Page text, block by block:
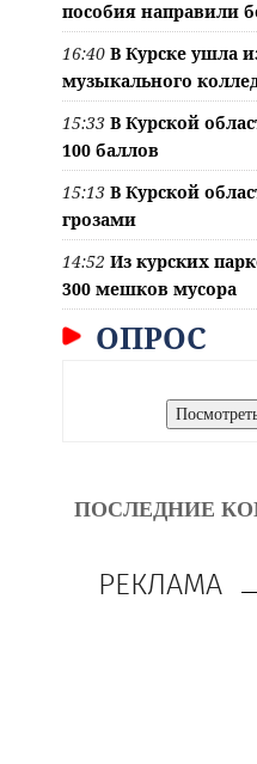
пособия направили
16:40 В Курске ушла
музыкального
15:33 В Курской
100 баллов
15:13 В Курской
грозами
14:52 Из курских
300 мешков мусора
ОПРОС
ПОСЛЕДНИЕ
РЕКЛАМА